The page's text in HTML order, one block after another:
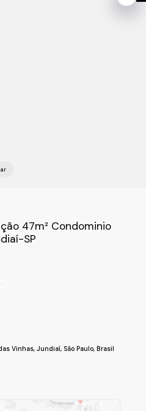
47m² Condominio
SP
Vinhas,Jundiaí, São Paulo,Brasil